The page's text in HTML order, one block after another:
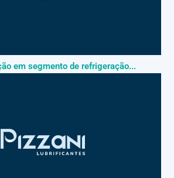
em segmento de refrigeração...